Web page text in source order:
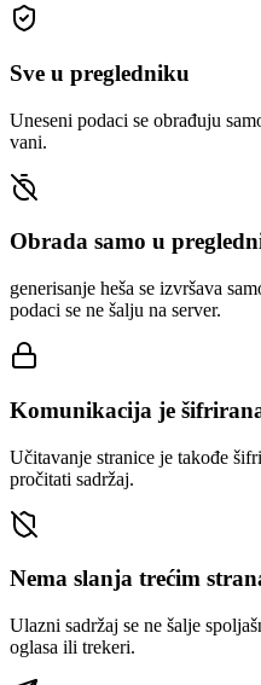
Sve u pregledniku
Uneseni podaci se obrađuju
vani.
Obrada samo u
generisanje heša se izvršava
podaci se ne šalju na server.
Komunikacija je
Učitavanje stranice je takođe
pročitati sadržaj.
Nema slanja trećim
Ulazni sadržaj se ne šalje
oglasa ili trekeri.